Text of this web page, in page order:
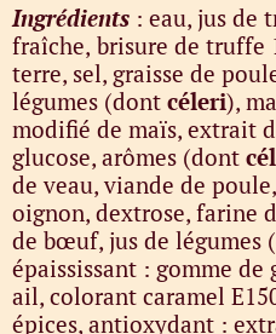
Ingrédients : eau, jus de
fraîche, brisure de truffe
terre, sel, graisse de
légumes (dont céleri),
modifié de maïs, extrait
glucose, arômes (dont
de veau, viande de
oignon, dextrose, farine
de bœuf, jus de légumes
épaississant : gomme
ail, colorant caramel
épices, antioxydant :